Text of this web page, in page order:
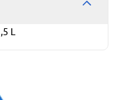
L